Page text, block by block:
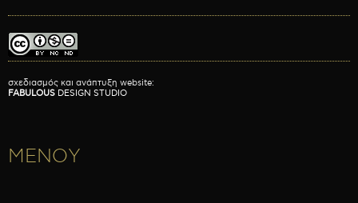
σχεδιασμός και ανάπτυξη website:
FABULOUS DESIGN STUDIO
ΜΕΝΟΥ